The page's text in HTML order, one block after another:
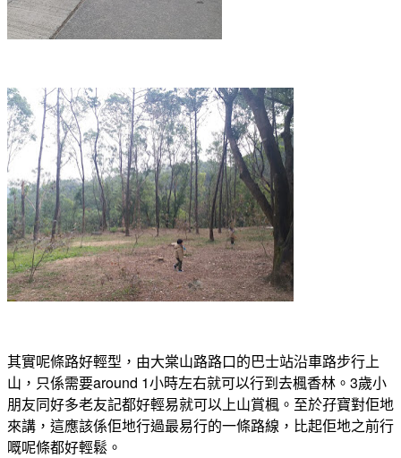
其實呢條路好輕型，由大棠山路路口的巴士站沿車路步行上
山，只係需要around 1小時左右就可以行到去楓香林。3歲小
朋友同好多老友記都好輕易就可以上山賞楓。至於孖寶對佢地
來講，這應該係佢地行過最易行的一條路線，比起佢地之前行
嘅呢條都好輕鬆。